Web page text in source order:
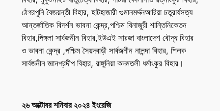
ঠেগরপুনি বৈজয়ন্তী বিহার, হাটহাজারী গুমানমর্দ্দনআরিয়া চতুরার্যসত্য
আন্তর্জাতিক বিদর্শন ভাবনা কেন্দ্র,পশ্চিম বিনাজুরী শান্তিনিকেতন
বিহার,পিঙ্গলা সার্বজনীন বিহার,ইউএই সারজা বাংলাদেশ বৌদ্ধ বিহার
ও ভাবনা কেন্দ্র ,পশ্চিম সৈয়দবাড়ী সার্বজনীন নালন্দা বিহার, শিলক
সার্বজনীন জ্ঞানপ্রদীপ বিহার, রাঙ্গুনিয়া কদমতলী ধর্মাংকুর বিহার।
২৬ অক্টোবর শনিবার ২০২৪ ইংরেজি